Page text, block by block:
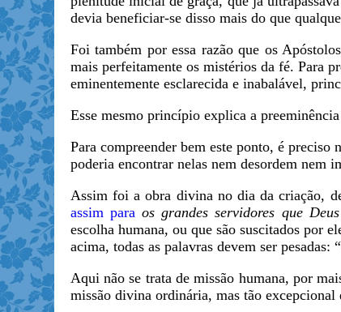
devia beneficiar-se disso mais do que
Foi também por essa razão que os
mais perfeitamente os mistérios da fé. Para
eminentemente esclarecida e inabalável,
Esse mesmo princípio explica a
Para compreender bem este ponto, é preciso
poderia encontrar nelas nem desordem nem
Assim foi a obra divina no dia da criação,
assim paraos grandes servidores que
escolha humana, ou que são suscitados por
acima, todas as palavras devem ser
Aqui não se trata de missão humana, por
missão divina ordinária, mas tão excepcional